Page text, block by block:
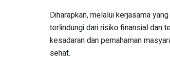
Diharapkan, melalui kerjasama
terlindungi dari risiko finansial dan
kesadaran dan pemahaman
sehat.